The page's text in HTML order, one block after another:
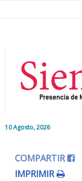
10 Agosto, 2026
Editorial
COMPARTIR
IMPRIMIR